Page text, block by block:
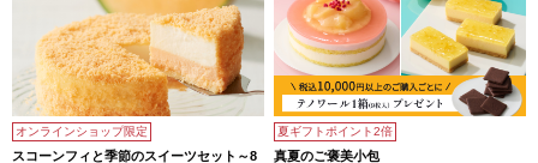
オンラインショップ限定
スコーンフィと季節のスイーツセット～8
夏ギフトポイント2倍
真夏のご褒美小包